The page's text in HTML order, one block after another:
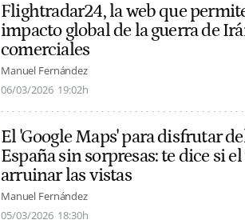
Flightradar24, la web que
impacto global de la guerra de
comerciales
Manuel Fernández
06/03/2026 19:02h
El 'Google Maps' para disfrutar
España sin sorpresas: te dice si
arruinar las vistas
Manuel Fernández
05/03/2026 18:30h